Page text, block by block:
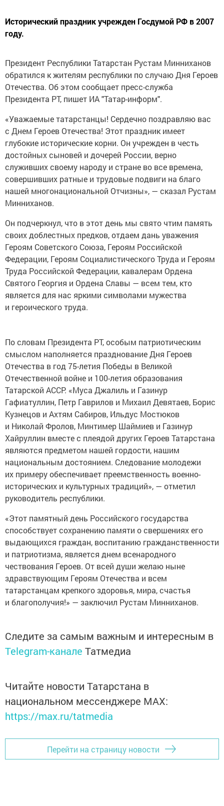
Исторический праздник учрежден Госдумой РФ в 2007
году.
Президент Республики Татарстан Рустам Минниханов
обратился к жителям республики по случаю Дня Героев
Отечества. Об этом сообщает пресс-служба
Президента РТ, пишет ИА "Татар-информ".
«Уважаемые татарстанцы! Сердечно поздравляю вас
с Днем Героев Отечества! Этот праздник имеет
глубокие исторические корни. Он учрежден в честь
достойных сыновей и дочерей России, верно
служивших своему народу и стране во все времена,
совершивших ратные и трудовые подвиги на благо
нашей многонациональной Отчизны», — сказал Рустам
Минниханов.
Он подчеркнул, что в этот день мы свято чтим память
своих доблестных предков, отдаем дань уважения
Героям Советского Союза, Героям Российской
Федерации, Героям Социалистического Труда и Героям
Труда Российской Федерации, кавалерам Ордена
Святого Георгия и Ордена Славы — всем тем, кто
является для нас яркими символами мужества
и героического труда.
По словам Президента РТ, особым патриотическим
смыслом наполняется празднование Дня Героев
Отечества в год 75-летия Победы в Великой
Отечественной войне и 100-летия образования
Татарской АССР. «Муса Джалиль и Газинур
Гафиатуллин, Петр Гаврилов и Михаил Девятаев, Борис
Кузнецов и Ахтям Сабиров, Ильдус Мостюков
и Николай Фролов, Минтимер Шаймиев и Газинур
Хайруллин вместе с плеядой других Героев Татарстана
являются предметом нашей гордости, нашим
национальным достоянием. Следование молодежи
их примеру обеспечивает преемственность военно-
исторических и культурных традиций», — отметил
руководитель республики.
«Этот памятный день Российского государства
способствует сохранению памяти о свершениях его
выдающихся граждан, воспитанию гражданственности
и патриотизма, является днем всенародного
чествования Героев. От всей души желаю ныне
здравствующим Героям Отечества и всем
татарстанцам крепкого здоровья, мира, счастья
и благополучия!» — заключил Рустам Минниханов.
Следите за самым важным и интересным в
Telegram-канале Татмедиа
Читайте новости Татарстана в
национальном мессенджере MАХ:
https://max.ru/tatmedia
Перейти на страницу новости